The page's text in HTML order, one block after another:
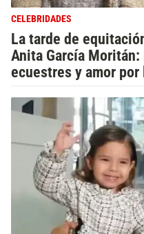
CELEBRIDADES
La tarde de
Anita García
ecuestres y amor